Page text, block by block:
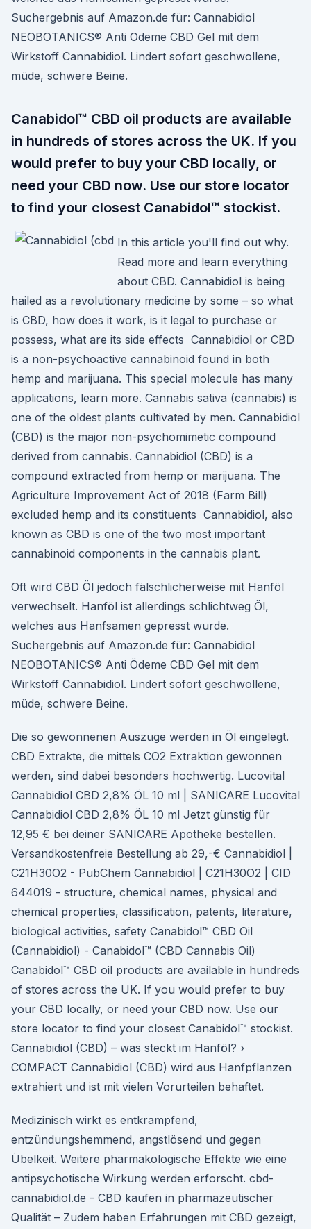
Suchergebnis auf Amazon.de für: Cannabidiol
NEOBOTANICS® Anti Ödeme CBD Gel mit dem
Wirkstoff Cannabidiol. Lindert sofort geschwollene,
müde, schwere Beine.
Canabidol™ CBD oil products are available
in hundreds of stores across the UK. If you
would prefer to buy your CBD locally, or
need your CBD now. Use our store locator
to find your closest Canabidol™ stockist.
In this article you'll find out why.
Read more and learn everything
about CBD. Cannabidiol is being
hailed as a revolutionary medicine by some – so what
is CBD, how does it work, is it legal to purchase or
possess, what are its side effects Cannabidiol or CBD
is a non-psychoactive cannabinoid found in both
hemp and marijuana. This special molecule has many
applications, learn more. Cannabis sativa (cannabis) is
one of the oldest plants cultivated by men. Cannabidiol
(CBD) is the major non-psychomimetic compound
derived from cannabis. Cannabidiol (CBD) is a
compound extracted from hemp or marijuana. The
Agriculture Improvement Act of 2018 (Farm Bill)
excluded hemp and its constituents Cannabidiol, also
known as CBD is one of the two most important
cannabinoid components in the cannabis plant.
Oft wird CBD Öl jedoch fälschlicherweise mit Hanföl
verwechselt. Hanföl ist allerdings schlichtweg Öl,
welches aus Hanfsamen gepresst wurde.
Suchergebnis auf Amazon.de für: Cannabidiol
NEOBOTANICS® Anti Ödeme CBD Gel mit dem
Wirkstoff Cannabidiol. Lindert sofort geschwollene,
müde, schwere Beine.
Die so gewonnenen Auszüge werden in Öl eingelegt.
CBD Extrakte, die mittels CO2 Extraktion gewonnen
werden, sind dabei besonders hochwertig. Lucovital
Cannabidiol CBD 2,8% ÖL 10 ml | SANICARE Lucovital
Cannabidiol CBD 2,8% ÖL 10 ml Jetzt günstig für
12,95 € bei deiner SANICARE Apotheke bestellen.
Versandkostenfreie Bestellung ab 29,-€ Cannabidiol |
C21H30O2 - PubChem Cannabidiol | C21H30O2 | CID
644019 - structure, chemical names, physical and
chemical properties, classification, patents, literature,
biological activities, safety Canabidol™ CBD Oil
(Cannabidiol) - Canabidol™ (CBD Cannabis Oil)
Canabidol™ CBD oil products are available in hundreds
of stores across the UK. If you would prefer to buy
your CBD locally, or need your CBD now. Use our
store locator to find your closest Canabidol™ stockist.
Cannabidiol (CBD) – was steckt im Hanföl? ›
COMPACT Cannabidiol (CBD) wird aus Hanfpflanzen
extrahiert und ist mit vielen Vorurteilen behaftet.
Medizinisch wirkt es entkrampfend,
entzündungshemmend, angstlösend und gegen
Übelkeit. Weitere pharmakologische Effekte wie eine
antipsychotische Wirkung werden erforscht. cbd-
cannabidiol.de - CBD kaufen in pharmazeutischer
Qualität – Zudem haben Erfahrungen mit CBD gezeigt,